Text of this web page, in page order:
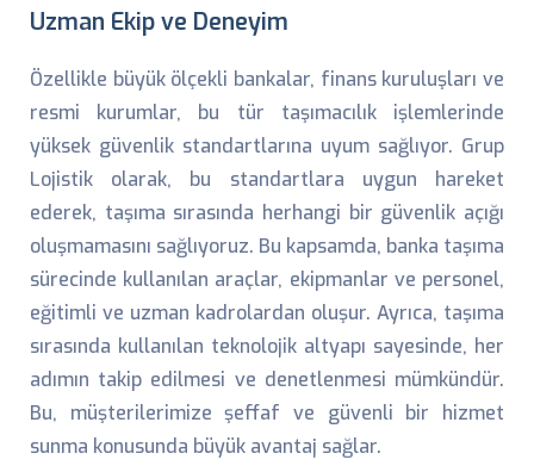
Uzman Ekip ve Deneyim
Özellikle büyük ölçekli bankalar, finans kuruluşları ve
resmi kurumlar, bu tür taşımacılık işlemlerinde
yüksek güvenlik standartlarına uyum sağlıyor. Grup
Lojistik olarak, bu standartlara uygun hareket
ederek, taşıma sırasında herhangi bir güvenlik açığı
oluşmamasını sağlıyoruz. Bu kapsamda, banka taşıma
sürecinde kullanılan araçlar, ekipmanlar ve personel,
eğitimli ve uzman kadrolardan oluşur. Ayrıca, taşıma
sırasında kullanılan teknolojik altyapı sayesinde, her
adımın takip edilmesi ve denetlenmesi mümkündür.
Bu, müşterilerimize şeffaf ve güvenli bir hizmet
sunma konusunda büyük avantaj sağlar.